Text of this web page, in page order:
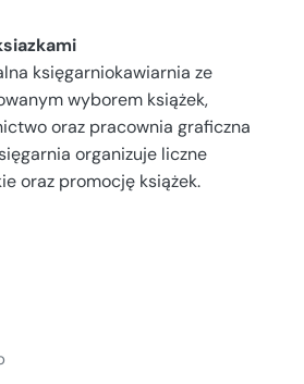
księgarniokawiarnia ze
wyborem książek,
oraz pracownia graficzna
organizuje liczne
oraz promocję książek.